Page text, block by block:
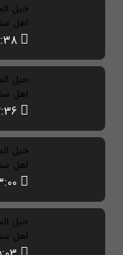
حبل
اهل سنت 12
حبل
اهل سنت 21
حبل
اهل سنت 14
حبل
اهل سنت 7